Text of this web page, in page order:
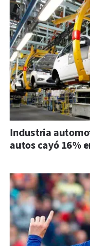
Industria
autos cayó 16%